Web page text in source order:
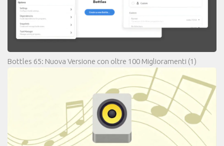
Bottles 65: Nuova Versione con oltre 100 Miglioramenti (1)